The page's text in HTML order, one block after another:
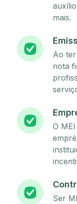
mais.
Ao
nota
O
Ser